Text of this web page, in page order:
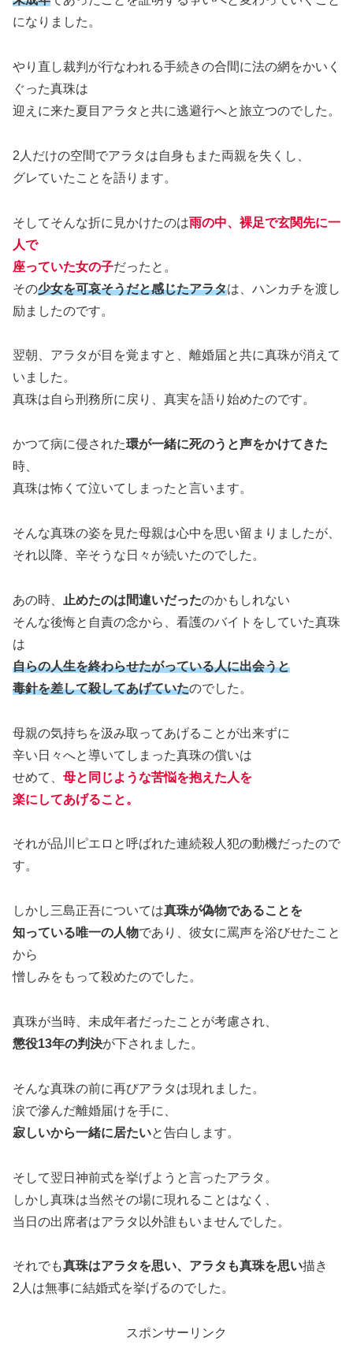
になりました。
やり直し裁判が行なわれる手続きの合間に法の網をかいく
ぐった真珠は
迎えに来た夏目アラタと共に逃避行へと旅立つのでした。
2人だけの空間でアラタは自身もまた両親を失くし、
グレていたことを語ります。
そしてそんな折に見かけたのは雨の中、裸足で玄関先に一
人で
座っていた女の子だったと。
その少女を可哀そうだと感じたアラタは、ハンカチを渡し
励ましたのです。
翌朝、アラタが目を覚ますと、離婚届と共に真珠が消えて
いました。
真珠は自ら刑務所に戻り、真実を語り始めたのです。
かつて病に侵された環が一緒に死のうと声をかけてきた
時、
真珠は怖くて泣いてしまったと言います。
そんな真珠の姿を見た母親は心中を思い留まりましたが、
それ以降、辛そうな日々が続いたのでした。
あの時、 止めたのは間違いだったのかもしれない
そんな後悔と自責の念から、看護のバイトをしていた真珠
は
自らの人生を終わらせたがっている人に出会うと
毒針を差して殺してあげていたのでした。
母親の気持ちを汲み取ってあげることが出来ずに
辛い日々へと導いてしまった真珠の償いは
せめて、 母と同じような苦悩を抱えた人を
楽にしてあげること。
それが品川ピエロと呼ばれた連続殺人犯の動機だったので
す。
しかし三島正吾については真珠が偽物であることを
知っている唯一の人物であり、彼女に罵声を浴びせたこと
から
憎しみをもって殺めたのでした。
真珠が当時、未成年者だったことが考慮され、
懲役13年の判決が下されました。
そんな真珠の前に再びアラタは現れました。
涙で滲んだ離婚届けを手に、
寂しいから一緒に居たいと告白します。
そして翌日神前式を挙げようと言ったアラタ。
しかし真珠は当然その場に現れることはなく、
当日の出席者はアラタ以外誰もいませんでした。
それでも真珠はアラタを思い、アラタも真珠を思い描き
2人は無事に結婚式を挙げるのでした。
スポンサーリンク